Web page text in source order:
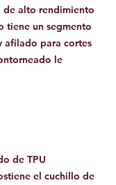
alto rendimiento
tiene un segmento
afilado para cortes
le
de TPU
el cuchillo de